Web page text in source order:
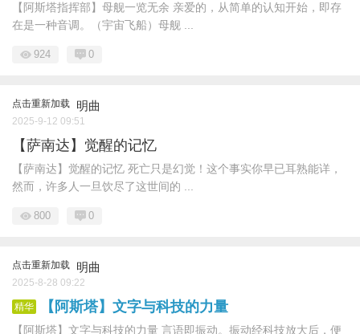
【阿斯塔指挥部】母舰一览无余 亲爱的，从简单的认知开始，即存
在是一种音调。（宇宙飞船）母舰 ...
924 0
点击重新加载 明曲
2025-9-12 09:51
【萨南达】觉醒的记忆
【萨南达】觉醒的记忆 死亡只是幻觉！这个事实你早已耳熟能详，
然而，许多人一旦饮尽了这世间的 ...
800 0
点击重新加载 明曲
2025-8-28 09:22
精华 【阿斯塔】文字与科技的力量
【阿斯塔】文字与科技的力量 言语即振动。振动经科技放大后，便